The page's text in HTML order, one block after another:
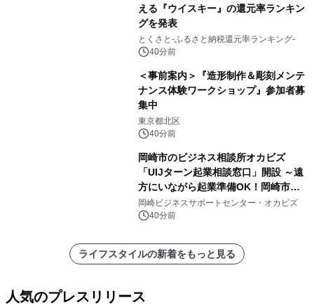
える『ウイスキー』の還元率ランキン
グを発表
とくさと-ふるさと納税還元率ランキング-
40分前
＜事前案内＞『造形制作＆彫刻メンテ
ナンス体験ワークショップ』参加者募
集中
東京都北区
40分前
岡崎市のビジネス相談所オカビズ
「UIJターン起業相談窓口」開設 ～遠
方にいながら起業準備OK！岡崎市を
挑戦者があつまるまちに～
岡崎ビジネスサポートセンター・オカビズ
40分前
ライフスタイルの新着をもっと見る
人気のプレスリリース